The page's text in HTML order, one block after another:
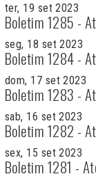
ter, 19 set 2023
Boletim 1285 -
seg, 18 set 2023
Boletim 1284 -
dom, 17 set 2023
Boletim 1283 -
sab, 16 set 2023
Boletim 1282 -
sex, 15 set 2023
Boletim 1281 -